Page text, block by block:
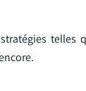
telles